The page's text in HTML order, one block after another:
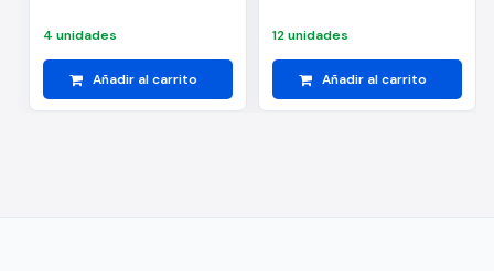
Tensión: 220-240 V~ 50 Hz.
4 unidades
Añadir al carrito
12 unidades
Añadir al carrito